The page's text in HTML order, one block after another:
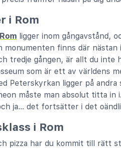
i Rom
Rom ligger inom gångavstånd,
monumenten finns där
tredje gången, är allt du inte
som är ett av världens
Peterskyrkan ligger på
måste man absolut titta in
ja... det fortsätter i det
i Rom
pizza har du kommit till rätt